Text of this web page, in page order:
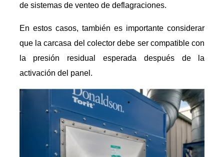
de sistemas de venteo de deflagraciones.
En estos casos, también es importante considerar
que la carcasa del colector debe ser compatible con
la presión residual esperada después de la
activación del panel.